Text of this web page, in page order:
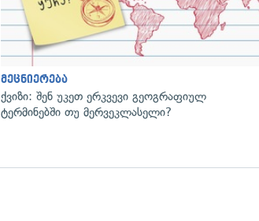
მეცნიერება
ქვიზი: შენ უკეთ ერკვევი გეოგრაფიულ
ტერმინებში თუ მერვეკლასელი?